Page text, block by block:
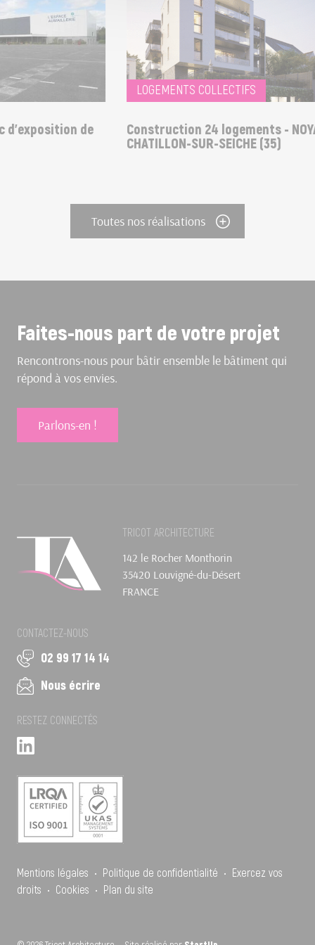
de
LOGEMENTS COLLECTIFS
Construction 24 logements -
CHATILLON-SUR-SEICHE (35)
Toutes nos réalisations
Faites-nous part de votre projet
Rencontrons-nous pour bâtir ensemble le bâtiment qui
répond à vos envies.
Parlons-en !
TRICOT ARCHITECTURE
142 le Rocher Monthorin
35420 Louvigné-du-Désert
FRANCE
CONTACTEZ-NOUS
02 99 17 14 14
Nous écrire
RESTEZ CONNECTÉS
Mentions légales • Politique de confidentialité • Exercez vos
droits • Cookies • Plan du site